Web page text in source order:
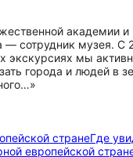
академии
— сотрудник музея.
экскурсиях мы
города и людей
странеГде